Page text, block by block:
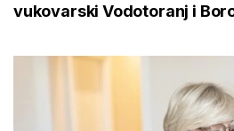
vukovarski Vodotoranj i